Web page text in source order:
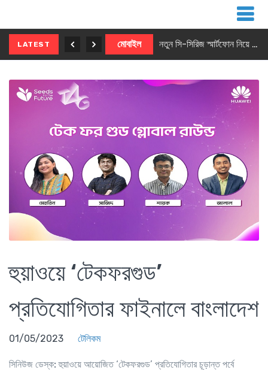
LATEST মোবাইল নতুন সি-সিরিজ স্মার্টফোন নিয়ে আসছে রিয়েলমি
হুয়াওয়ে ‘টেকফরগুড’
প্রতিযোগিতার ফাইনালে বাংলাদেশ
01/05/2023 টেলিকম
সিনিউজ ডেস্ক: হুয়াওয়ে আয়োজিত ‘টেকফরগুড’ প্রতিযোগিতার চূড়ান্ত পর্বে